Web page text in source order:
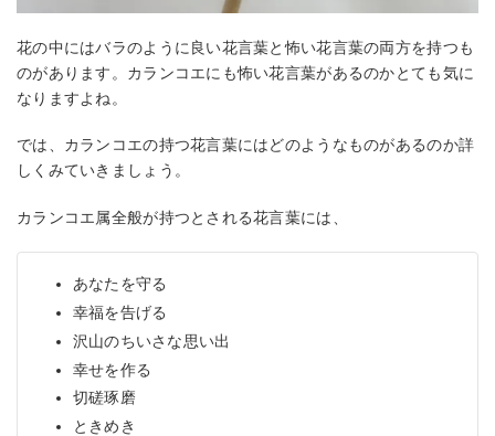
花の中にはバラのように良い花言葉と怖い花言葉の両方を持つも
のがあります。カランコエにも怖い花言葉があるのかとても気に
なりますよね。
では、カランコエの持つ花言葉にはどのようなものがあるのか詳
しくみていきましょう。
カランコエ属全般が持つとされる花言葉には、
あなたを守る
幸福を告げる
沢山のちいさな思い出
幸せを作る
切磋琢磨
ときめき